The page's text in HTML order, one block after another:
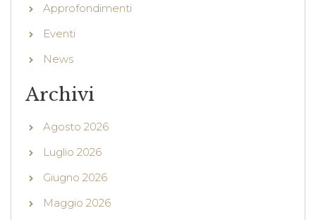
Approfondimenti
Eventi
News
Archivi
Agosto 2026
Luglio 2026
Giugno 2026
Maggio 2026